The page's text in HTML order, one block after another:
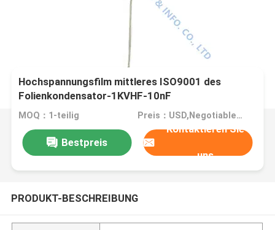
Hochspannungsfilm mittleres ISO9001 des
Folienkondensator-1KVHF-10nF
MOQ：1-teilig Preis：USD,Negotiable,piece
Bestpreis
Kontaktieren Sie
uns
PRODUKT-BESCHREIBUNG